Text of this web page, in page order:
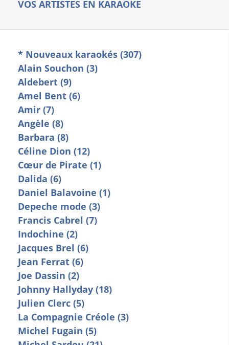
VOS ARTISTES EN KARAOKE
* Nouveaux karaokés (307)
Alain Souchon (3)
Aldebert (9)
Amel Bent (6)
Amir (7)
Angèle (8)
Barbara (8)
Céline Dion (12)
Cœur de Pirate (1)
Dalida (6)
Daniel Balavoine (1)
Depeche mode (3)
Francis Cabrel (7)
Indochine (2)
Jacques Brel (6)
Jean Ferrat (6)
Joe Dassin (2)
Johnny Hallyday (18)
Julien Clerc (5)
La Compagnie Créole (3)
Michel Fugain (5)